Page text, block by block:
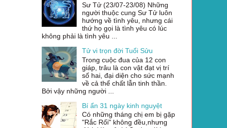
Sư Tử (23/07-23/08) Những
người thuộc cung Sư Tử luôn
hướng về tình yêu, nhưng cái
thứ họ gọi là tình yêu có lúc
không phải là tình yêu ...
Tử vi trọn đời Tuổi Sửu
Trong cuộc đua của 12 con
giáp, trâu là con vật đạt vị trí
số hai, đại diện cho sức mạnh
về cả thể chất lẫn tinh thần.
Bởi vậy những người ...
Bí ẩn 31 ngày kinh nguyệt
Có những tháng chị em bị gặp
"Rắc Rối" không đều,nhưng